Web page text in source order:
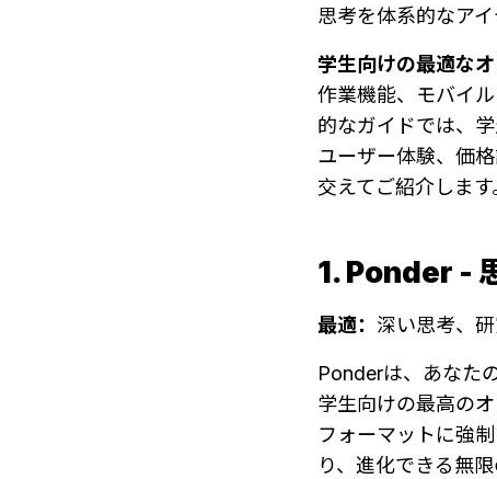
思考を体系的なア
学生向けの最適な
作業機能、モバイ
的なガイドでは、
ユーザー体験、価
交えてご紹介します
1. Ponder -
最適： 深い思考、
Ponderは、あなた
学生向けの最高の
フォーマットに強
り、進化できる無